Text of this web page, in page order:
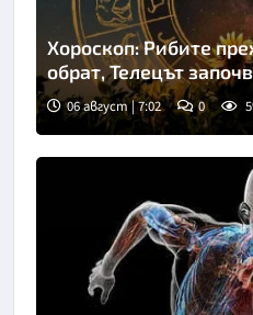
Хороскоп: Рибите
обрат, Телецът
06 август | 7:02 0